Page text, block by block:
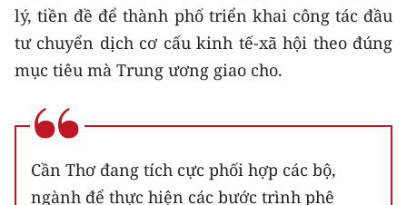
lý, tiền đề để thành phố triển khai công tác đầu
tư chuyển dịch cơ cấu kinh tế-xã hội theo đúng
mục tiêu mà Trung ương giao cho.
Cần Thơ đang tích cực phối hợp các bộ,
ngành để thực hiện các bước trình phê